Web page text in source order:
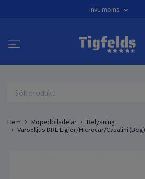
Inkl. moms
Hem Mopedbilsdelar
Belysning
Varselljus DRL Ligier/Microcar/Casalini (Beg)